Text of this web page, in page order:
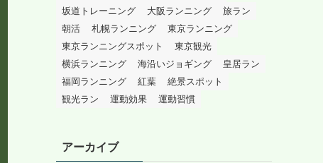
坂道トレーニング
大阪ランニング
旅ラン
朝活
札幌ランニング
東京ランニング
東京ランニングスポット
東京観光
横浜ランニング
海沿いジョギング
皇居ラン
福岡ランニング
紅葉
絶景スポット
観光ラン
運動効果 運動習慣
アーカイブ